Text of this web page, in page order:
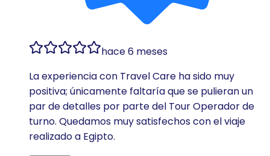
hace 6 meses
La experiencia con Travel Care ha sido muy
positiva; únicamente faltaría que se pulieran un
par de detalles por parte del Tour Operador de
turno. Quedamos muy satisfechos con el viaje
realizado a Egipto.